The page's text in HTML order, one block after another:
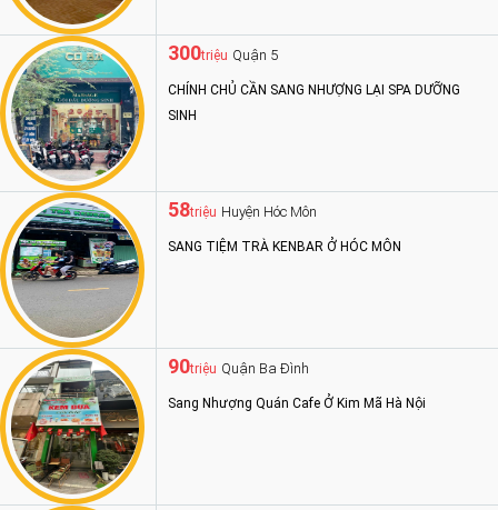
300triệu Quận 5
CHÍNH CHỦ CẦN SANG NHƯỢNG LẠI SPA DƯỠNG
SINH
58triệu Huyện Hóc Môn
SANG TIỆM TRÀ KENBAR Ở HÓC MÔN
90triệu Quận Ba Đình
Sang Nhượng Quán Cafe Ở Kim Mã Hà Nội